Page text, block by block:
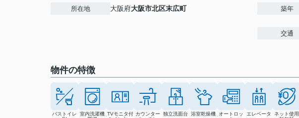
所在地 大阪府大阪市北区末広町 築年
交通
物件の特徴
バストイレ
室内洗濯機 TVモニタ付 カウンター
独立洗面台 浴室乾燥機
オートロッ
エレベータ
ネット使用